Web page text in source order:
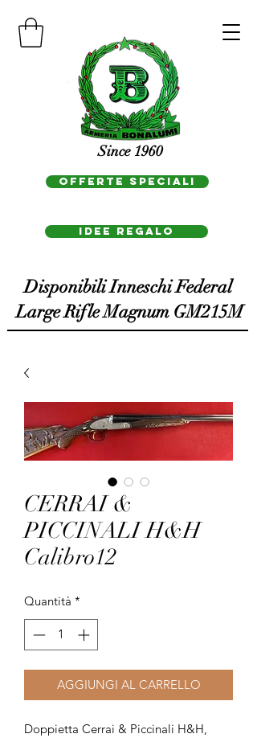
OFFERTE SPECIALI
Since 1960
IDEE REGAlo
Disponibili Inneschi Federal
Large Rifle Magnum GM215M
CERRAI &
PICCINALI H&H
Calibro12
Quantità *
AGGIUNGI AL CARRELLO
Doppietta Cerrai & Piccinali H&H,